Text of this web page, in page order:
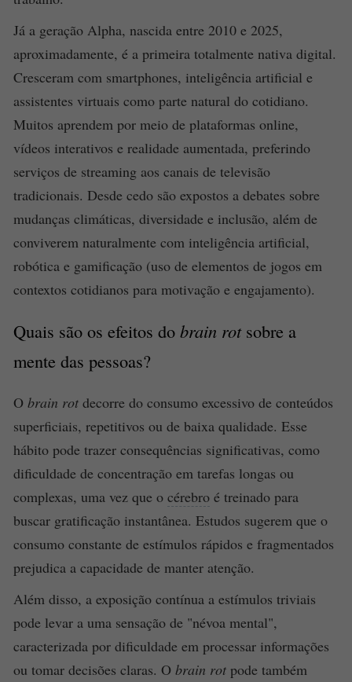
Já a geração Alpha, nascida entre 2010 e 2025,
aproximadamente, é a primeira totalmente nativa digital.
Cresceram com smartphones, inteligência artificial e
assistentes virtuais como parte natural do cotidiano.
Muitos aprendem por meio de plataformas online,
vídeos interativos e realidade aumentada, preferindo
serviços de streaming aos canais de televisão
tradicionais. Desde cedo são expostos a debates sobre
mudanças climáticas, diversidade e inclusão, além de
conviverem naturalmente com inteligência artificial,
robótica e gamificação (uso de elementos de jogos em
contextos cotidianos para motivação e engajamento).
Quais são os efeitos do brain rotsobre a
mente das pessoas?
O brain rot decorre do consumo excessivo de conteúdos
superficiais, repetitivos ou de baixa qualidade. Esse
hábito pode trazer consequências significativas, como
dificuldade de concentração em tarefas longas ou
complexas, uma vez que o cérebro é treinado para
buscar gratificação instantânea. Estudos sugerem que o
consumo constante de estímulos rápidos e fragmentados
prejudica a capacidade de manter atenção.
Além disso, a exposição contínua a estímulos triviais
pode levar a uma sensação de "névoa mental",
caracterizada por dificuldade em processar informações
ou tomar decisões claras. O brain rot pode também